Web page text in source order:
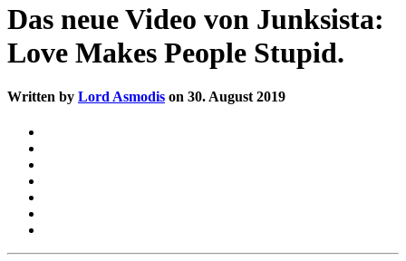
Das neue Video von Junksista:
Love Makes People Stupid.
Written by Lord Asmodis on 30. August 2019